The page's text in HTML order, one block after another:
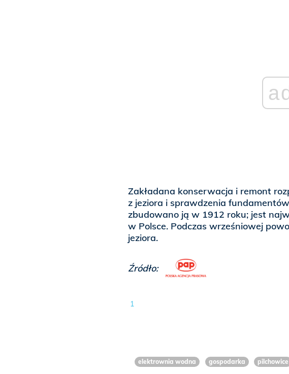
Zakładana konserwacja i remont
z jeziora i sprawdzenia
zbudowano ją w 1912 roku; jest
w Polsce. Podczas wrześniowej
jeziora.
Źródło:
1
elektrownia wodna gospodarka pilchowice